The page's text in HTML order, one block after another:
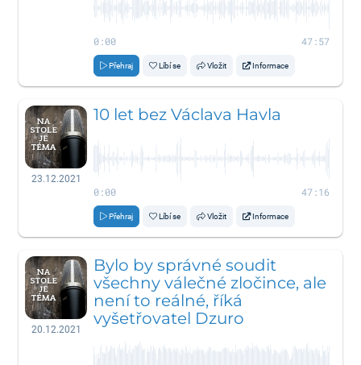
0:00 47:57
Přehraj Líbí se Vložit Informace
23.12.2021
10 let bez Václava Havla
0:00 47:16
Přehraj Líbí se Vložit Informace
20.12.2021
Bylo by správné soudit
všechny válečné zločince, ale
není to reálné, říká
vyšetřovatel Dzuro